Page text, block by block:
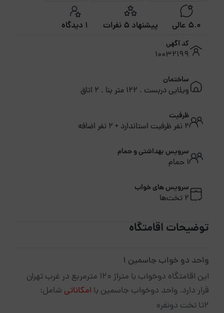
5.0 عالی پیشنهاد 5 نفرات 1 دیدگاه
کد آگهی
10032199
ساختمان
ویلایی دربست . 122 متر بنا . 2 اتاق
ظرفیت
2 نفر ظرفیت استاندارد + 2 نفر اضافه
سرویس بهداشتی و حمام
1 حمام
سرویس های خواب
2 تخت‌ها
توضیحات اقامتگاه
واحد دو خواب جاسمین 1
این اقامتگاه دوخواب با متراژ 120 مترمربع در غرب تهران
قرار دارد. واحد دوخواب جاسمین با امکاناتی شامل:
2تا تخت دونفره